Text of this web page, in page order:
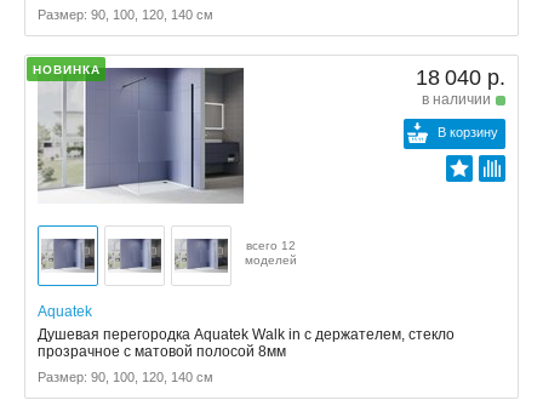
Размер: 90, 100, 120, 140 см
НОВИНКА 18 040 р.
в наличии
В корзину
всего 12
моделей
Aquatek
Душевая перегородка Aquatek Walk in с держателем, стекло
прозрачное с матовой полосой 8мм
Размер: 90, 100, 120, 140 см